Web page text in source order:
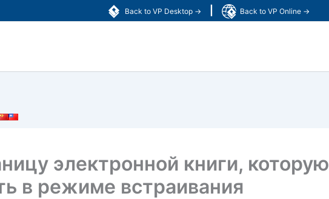
Back to VP Desktop → Back to VP Online →
электронной книги, которую
в режиме встраивания